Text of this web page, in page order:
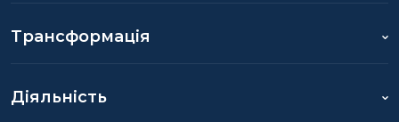
Трансформація
Діяльність